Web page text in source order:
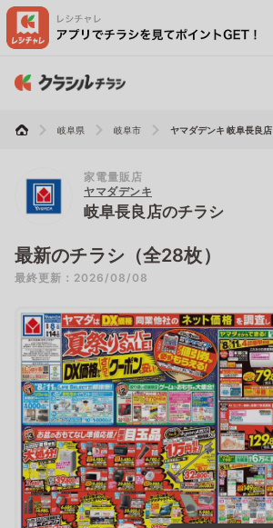
岐阜県 岐阜市 ヤマダデンキ 岐阜長良店
家電量販店
ヤマダデンキ
岐阜長良店のチラシ
最新のチラシ（全28枚）
最終更新：2026/08/08